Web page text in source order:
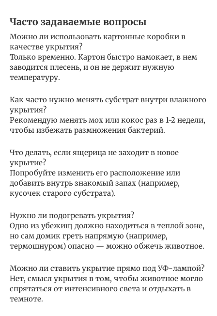
Часто задаваемые вопросы
Можно ли использовать картонные коробки в
качестве укрытия?
Только временно. Картон быстро намокает, в нем
заводится плесень, и он не держит нужную
температуру.
Как часто нужно менять субстрат внутри влажного
укрытия?
Рекомендую менять мох или кокос раз в 1-2 недели,
чтобы избежать размножения бактерий.
Что делать, если ящерица не заходит в новое
укрытие?
Попробуйте изменить его расположение или
добавить внутрь знакомый запах (например,
кусочек старого субстрата).
Нужно ли подогревать укрытия?
Одно из убежищ должно находиться в теплой зоне,
но сам домик греть напрямую (например,
термошнуром) опасно — можно обжечь животное.
Можно ли ставить укрытие прямо под УФ-лампой?
Нет, смысл укрытия в том, чтобы животное могло
спрятаться от интенсивного света и отдыхать в
темноте.